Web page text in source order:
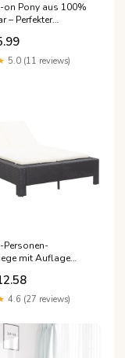
on Pony aus 100%
– Perfekter
Pony in Sekunden!
&
für einen
5.0 (11 reviews)
Personen-
mit Auflage
Poly Rattan iENYRID
4.6 (27 reviews)